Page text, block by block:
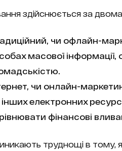
здійснюється за
чи офлайн-
масової інформації,
чи онлайн-
інших електронних
фінансові
труднощі в тому,